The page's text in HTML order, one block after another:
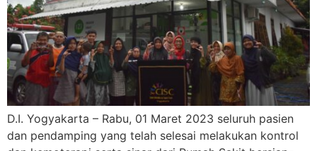
D.I. Yogyakarta – Rabu, 01 Maret 2023 seluruh pasien
dan pendamping yang telah selesai melakukan kontrol